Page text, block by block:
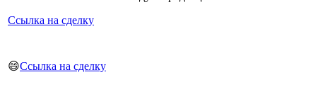
Ссылка на сделку
😄Ссылка на сделку